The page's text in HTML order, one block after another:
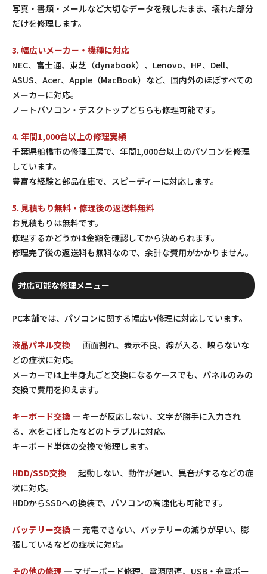
写真・書類・メールなど大切なデータを残したまま、壊れた部分
だけを修理します。
3. 幅広いメーカー・機種に対応
NEC、富士通、東芝（dynabook）、Lenovo、HP、Dell、
ASUS、Acer、Apple（MacBook）など、国内外のほぼすべての
メーカーに対応。
ノートパソコン・デスクトップどちらも修理可能です。
4. 年間1,000台以上の修理実績
千葉県船橋市の修理工房で、年間1,000台以上のパソコンを修理
しています。
豊富な経験と部品在庫で、スピーディーに対応します。
5. 見積もり無料・修理後の返送料無料
お見積もりは無料です。
修理するかどうかは金額を確認してから決められます。
修理完了後の返送料も無料なので、余計な費用がかかりません。
対応可能な修理メニュー
PC本舗では、パソコンに関する幅広い修理に対応しています。
液晶パネル交換 — 画面割れ、表示不良、線が入る、映らないな
どの症状に対応。
メーカーでは上半身丸ごと交換になるケースでも、パネルのみの
交換で費用を抑えます。
キーボード交換 — キーが反応しない、文字が勝手に入力され
る、水をこぼしたなどのトラブルに対応。
キーボード単体の交換で修理します。
HDD/SSD交換 — 起動しない、動作が遅い、異音がするなどの症
状に対応。
HDDからSSDへの換装で、パソコンの高速化も可能です。
バッテリー交換 — 充電できない、バッテリーの減りが早い、膨
張しているなどの症状に対応。
その他の修理 — マザーボード修理、電源関連、USB・充電ポー